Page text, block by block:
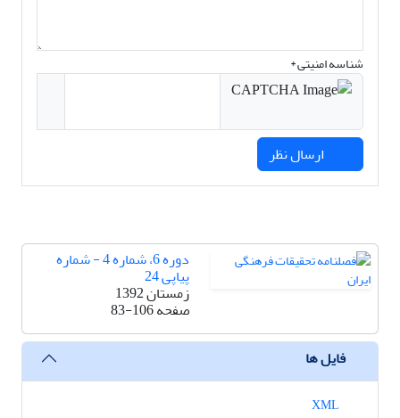
شناسه امنیتی *
دوره 6، شماره 4 - شماره
پیاپی 24
زمستان 1392
صفحه83-106
فایل ها